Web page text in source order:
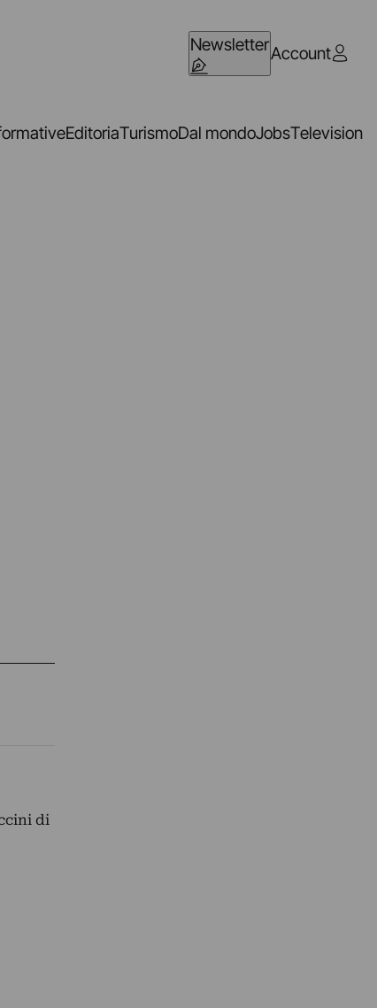
NewsletterAccount
EditoriaTurismoDal mondoJobsTelevision
di